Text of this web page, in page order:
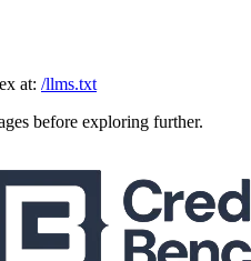
at: /llms.txt
before exploring further.